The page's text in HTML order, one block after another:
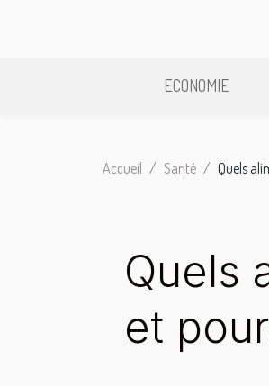
ECONOMIE
Accueil Santé Quels
Quels
et